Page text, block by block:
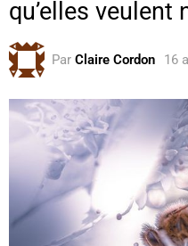
qu’elles veulent
Par Claire Cordon 16